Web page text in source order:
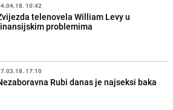
10:42
telenovela William Levy u
problemima
17:10
Rubi danas je najseksi baka